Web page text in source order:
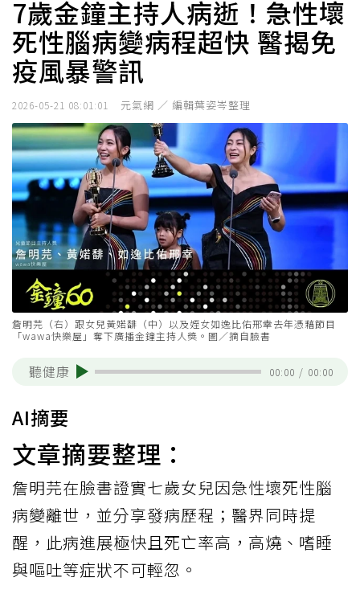
7歲金鐘主持人病逝！急性壞
死性腦病變病程超快 醫揭免
疫風暴警訊
2026-05-21 08:01:01 元氣網 ／ 編輯葉姿岑整理
詹明芫（右）跟女兒黃婼馡（中）以及姪女如逸比佑邢幸去年憑藉節目
「wawa快樂屋」奪下廣播金鐘主持人獎。圖／摘自臉書
聽健康 00:00 / 00:00
AI摘要
文章摘要整理：
詹明芫在臉書證實七歲女兒因急性壞死性腦
病變離世，並分享發病歷程；醫界同時提
醒，此病進展極快且死亡率高，高燒、嗜睡
與嘔吐等症狀不可輕忽。